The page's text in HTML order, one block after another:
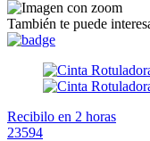
También te puede
Recibilo en 2 horas
23594